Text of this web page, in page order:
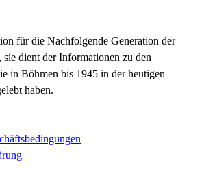
für die Nachfolgende Generation der
dient der Informationen zu den
in Böhmen bis 1945 in der heutigen
haben.